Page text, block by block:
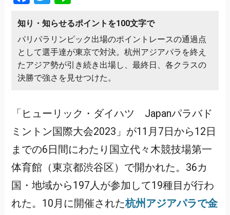
知り・知らせるポイントを100文字で
パリパラリンピック出場のポイントレースの通過点
として選手達が東京で対決。杭州アジアパラを終え
たアジア勢が引き続き出場し、最終日、各クラスの
決勝で強さを見せつけた。
「ヒューリック・ダイハツ Japanパラバド
ミントン国際大会2023」が11月7日から12日
までの6日間にわたり国立代々木競技場第一
体育館（東京都渋谷区）で開かれた。36カ
国・地域から197人が参加して19種目が行わ
れた。10月に開催された杭州アジアパラで金